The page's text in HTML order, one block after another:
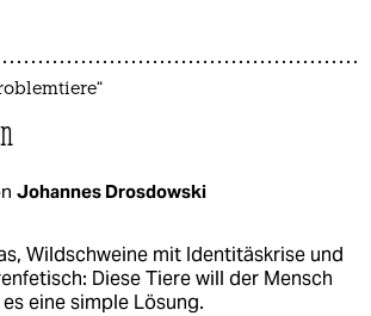
Johannes Drosdowski
Wildschweine mit Identitäskrise und
Diese Tiere will der Mensch
eine simple Lösung.